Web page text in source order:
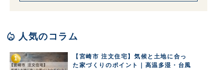
local_fire_department 人気のコラム
【宮崎市 注文住宅】気候と土地に合っ
た家づくりのポイント｜高温多湿・台風